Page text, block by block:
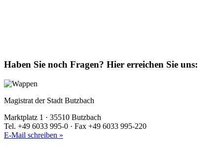
Haben Sie noch Fragen? Hier erreichen Sie uns:
Magistrat der Stadt Butzbach
Marktplatz 1 · 35510 Butzbach
Tel. +49 6033 995-0 · Fax +49 6033 995-220
E-Mail schreiben »